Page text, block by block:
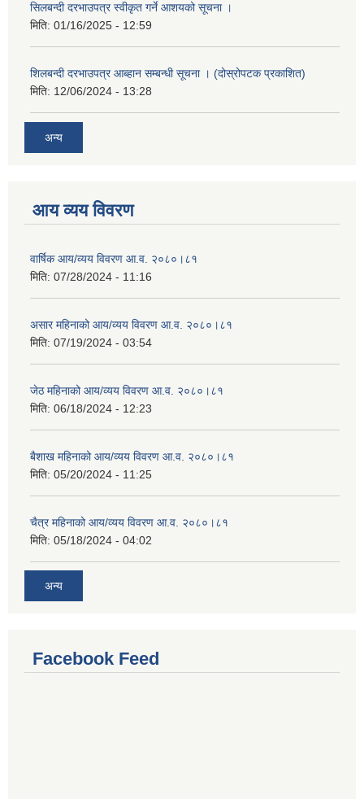
सिलबन्दी दरभाउपत्र स्वीकृत गर्ने आशयको सूचना ।
मिति: 01/16/2025 - 12:59
शिलबन्दी दरभाउपत्र आब्हान सम्बन्धी सूचना । (दोस्रोपटक प्रकाशित)
मिति: 12/06/2024 - 13:28
अन्य
आय व्यय विवरण
वार्षिक आय/व्यय विवरण आ.व. २०८०।८१
मिति: 07/28/2024 - 11:16
असार महिनाको आय/व्यय विवरण आ.व. २०८०।८१
मिति: 07/19/2024 - 03:54
जेठ महिनाको आय/व्यय विवरण आ.व. २०८०।८१
मिति: 06/18/2024 - 12:23
बैशाख महिनाको आय/व्यय विवरण आ.व. २०८०।८१
मिति: 05/20/2024 - 11:25
चैत्र महिनाको आय/व्यय विवरण आ.व. २०८०।८१
मिति: 05/18/2024 - 04:02
अन्य
Facebook Feed